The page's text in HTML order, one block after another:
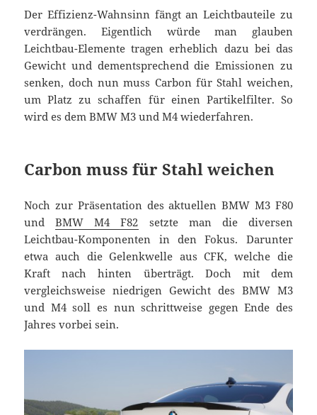
Der Effizienz-Wahnsinn fängt an Leichtbauteile zu
verdrängen. Eigentlich würde man glauben
Leichtbau-Elemente tragen erheblich dazu bei das
Gewicht und dementsprechend die Emissionen zu
senken, doch nun muss Carbon für Stahl weichen,
um Platz zu schaffen für einen Partikelfilter. So
wird es dem BMW M3 und M4 wiederfahren.
Carbon muss für Stahl weichen
Noch zur Präsentation des aktuellen BMW M3 F80
undBMW M4 F82 setzte man die diversen
Leichtbau-Komponenten in den Fokus. Darunter
etwa auch die Gelenkwelle aus CFK, welche die
Kraft nach hinten überträgt. Doch mit dem
vergleichsweise niedrigen Gewicht des BMW M3
und M4 soll es nun schrittweise gegen Ende des
Jahres vorbei sein.